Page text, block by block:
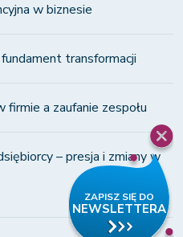
w biznesie
transformacji
a zaufanie zespołu
– presja i zmiany w